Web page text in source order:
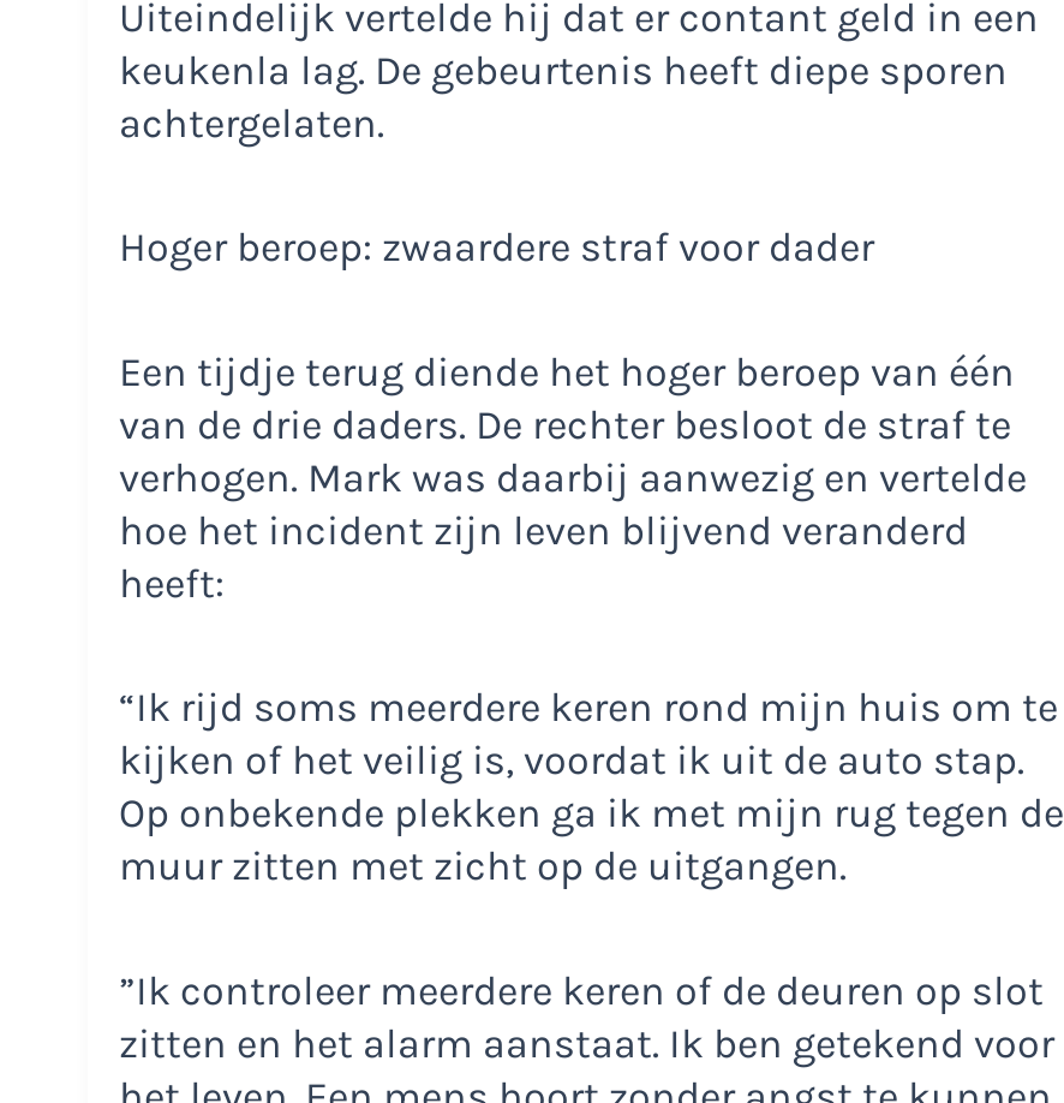
Uiteindelijk vertelde hij dat er contant geld in een
keukenla lag. De gebeurtenis heeft diepe sporen
achtergelaten.
Hoger beroep: zwaardere straf voor dader
Een tijdje terug diende het hoger beroep van één
van de drie daders. De rechter besloot de straf te
verhogen. Mark was daarbij aanwezig en vertelde
hoe het incident zijn leven blijvend veranderd
heeft:
“Ik rijd soms meerdere keren rond mijn huis om te
kijken of het veilig is, voordat ik uit de auto stap.
Op onbekende plekken ga ik met mijn rug tegen de
muur zitten met zicht op de uitgangen.
”Ik controleer meerdere keren of de deuren op slot
zitten en het alarm aanstaat. Ik ben getekend voor